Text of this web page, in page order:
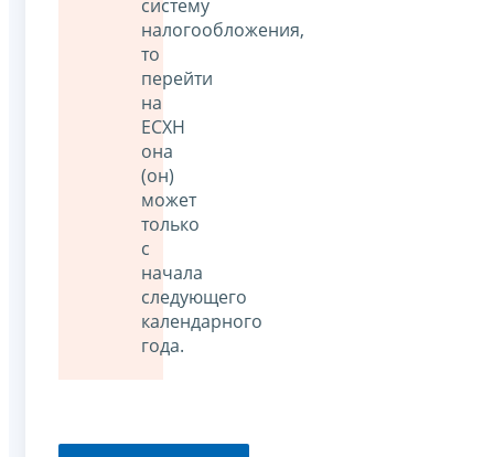
систему
налогообложения,
то
перейти
на
ЕСХН
она
(он)
может
только
с
начала
следующего
календарного
года.